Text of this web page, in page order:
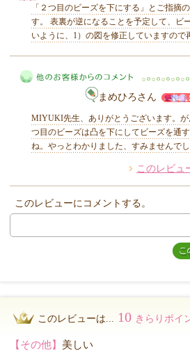
MIYUKI先生からのコメント
「２つ目のビーズを下にする」とご指摘
す。 表裏が逆になることを予定して、ビ
いように、1）の図を修正していますので
他のお客様からのコメント
まめひろさん
MIYUKI先生、ありがとうございます。
つ目のビーズは凸を下にしてビーズを通
ね。やっとわかりました、すみませんでし
このレビュ
このレビューにコメントする。
このレビューは... 10 きらりポイ
【その他】 美しい